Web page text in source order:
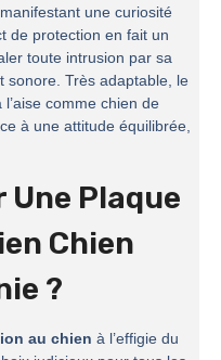
une curiosité
de protection en fait un
toute intrusion par sa
sonore. Très adaptable, le
comme chien de
à une attitude équilibrée,
Plaque
Chien
?
au chien à l’effigie du